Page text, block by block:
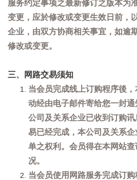
服务约定事项之最新修订之版本为
变更，应於修改或变更生效日前，
企业，由双方协商相关事宜，如逾
修改或变更。
三、网路交易须知
当会员完成线上订购程序後
动经由电子邮件寄给您一封
公司及关系企业已收到订购
易已经完成，本公司及关系
单之权利。会员得在本网站
况。
当会员使用网路服务完成订